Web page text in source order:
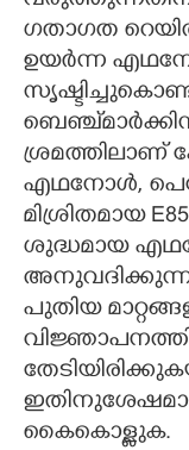
ഗതാഗത
ഉയർന്ന
സൃഷ്ടിച്ചുകൊണ്ട്
ശ്രമത്തിലാണ്
എഥനോൾ,
മിശ്രിതമായ
ശുദ്ധമായ
അനുവദിക്കുന്ന
പുതിയ
കൈകൊള്ളുക.